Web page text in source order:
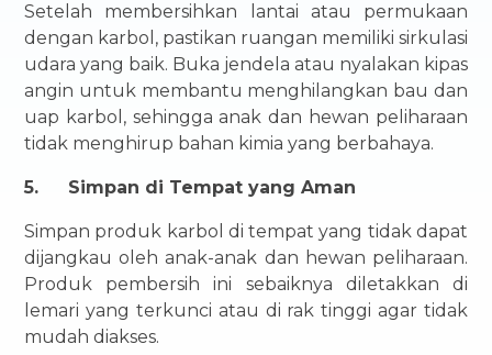
Setelah membersihkan lantai atau permukaan
dengan karbol, pastikan ruangan memiliki sirkulasi
udara yang baik. Buka jendela atau nyalakan kipas
angin untuk membantu menghilangkan bau dan
uap karbol, sehingga anak dan hewan peliharaan
tidak menghirup bahan kimia yang berbahaya.
5. Simpan di Tempat yang Aman
Simpan produk karbol di tempat yang tidak dapat
dijangkau oleh anak-anak dan hewan peliharaan.
Produk pembersih ini sebaiknya diletakkan di
lemari yang terkunci atau di rak tinggi agar tidak
mudah diakses.